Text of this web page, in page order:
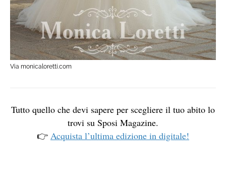
Via monicaloretti.com
Tutto quello che devi sapere per scegliere il tuo abito lo
trovi su Sposi Magazine.
👉 Acquista l’ultima edizione in digitale!